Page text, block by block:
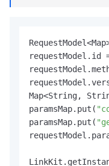
requestModel.id
Map<String,
paramsMap.put(
paramsMap.put(